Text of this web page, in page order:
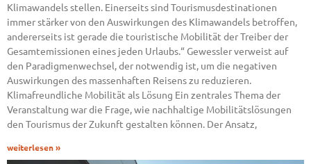
Klimawandels stellen. Einerseits sind Tourismusdestinationen
immer stärker von den Auswirkungen des Klimawandels betroffen,
andererseits ist gerade die touristische Mobilität der Treiber der
Gesamtemissionen eines jeden Urlaubs.“ Gewessler verweist auf
den Paradigmenwechsel, der notwendig ist, um die negativen
Auswirkungen des massenhaften Reisens zu reduzieren.
Klimafreundliche Mobilität als Lösung Ein zentrales Thema der
Veranstaltung war die Frage, wie nachhaltige Mobilitätslösungen
den Tourismus der Zukunft gestalten können. Der Ansatz,
weiterlesen »